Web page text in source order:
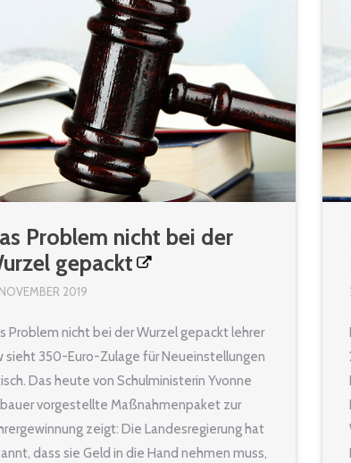
Problem nicht bei der
gepackt
2019
Problem nicht bei der Wurzel gepackt lehrer
sieht 350-Euro-Zulage für Neueinstellungen
Das heute von Schulministerin Yvonne
vorgestellte Maßnahmenpaket zur
zeigt: Die Landesregierung hat
dass sie Geld in die Hand nehmen muss,